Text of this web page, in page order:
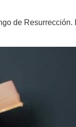
de Resurrección.